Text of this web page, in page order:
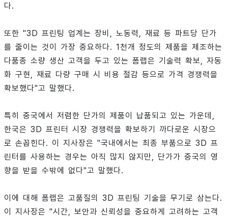
다.
또한 "3D 프린팅 업계는 장비, 노동력, 재료 등 파트당 단가
를 줄이는 것이 가장 중요하다. 1천개 정도의 제품을 제조하는
다품종 소량 생산 고객을 두고 있는 폼랩은 기술력 확보, 자동
화 구현, 재료 다량 구매 시 비용 절감 등으로 가격 경쟁력을
확보했다"고 말했다.
특히 중국에서 저렴한 단가의 제품이 납품되고 있는 가운데,
한국은 3D 프린터 시장 경쟁력을 확보하기 까다로운 시장으
로 손꼽힌다. 이 지사장은 "국내에서는 최종 부품으로 3D 프
린터를 사용하는 경우는 아직 많지 않지만, 단가가 중국의 영
향을 받을 수밖에 없다"고 말했다.
이에 대해 폼랩은 고품질의 3D 프린팅 기술을 무기로 삼는다.
이 지사장은 "시간, 보안과 신뢰성을 중요하게 고려하는 고객